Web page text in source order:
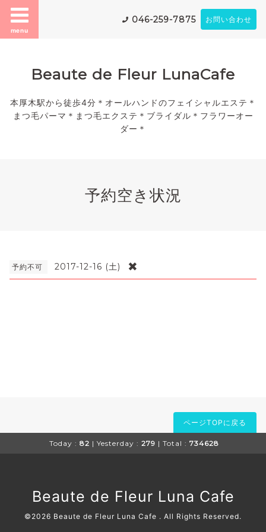
menu
046-259-7875 お問い合わせ
Beaute de Fleur LunaCafe
本厚木駅から徒歩4分＊オールハンドのフェイシャルエステ＊
まつ毛パーマ＊まつ毛エクステ＊ブライダル＊フラワーオー
ダー＊
予約空き状況
予約不可 2017-12-16 (土) ✖
ページTOPに戻る
Today : 82 | Yesterday : 279 | Total : 734628
Beaute de Fleur Luna Cafe
©2026 Beaute de Fleur Luna Cafe . All Rights Reserved.